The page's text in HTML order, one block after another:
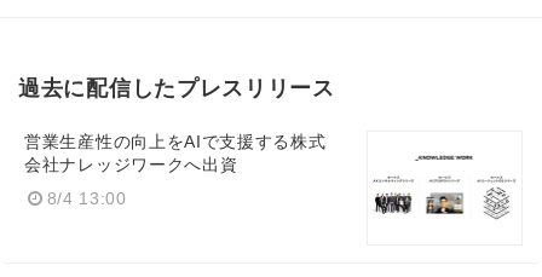
過去に配信したプレスリリース
営業生産性の向上をAIで支援する株式
会社ナレッジワークへ出資
8/4 13:00